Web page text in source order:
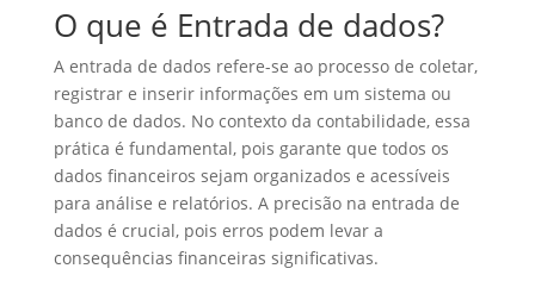
O que é Entrada de dados?
A entrada de dados refere-se ao processo de coletar,
registrar e inserir informações em um sistema ou
banco de dados. No contexto da contabilidade, essa
prática é fundamental, pois garante que todos os
dados financeiros sejam organizados e acessíveis
para análise e relatórios. A precisão na entrada de
dados é crucial, pois erros podem levar a
consequências financeiras significativas.